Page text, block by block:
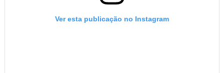
Ver esta publicação no Instagram